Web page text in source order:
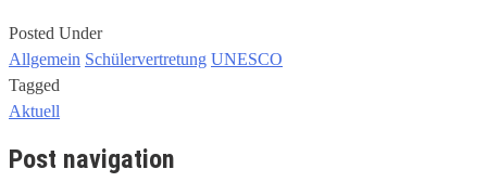
Posted Under
Allgemein Schülervertretung UNESCO
Tagged
Aktuell
Post navigation